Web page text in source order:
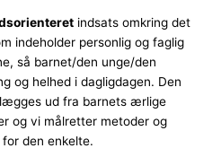
indsats omkring det
indeholder personlig og faglig
så barnet/den unge/den
og helhed i dagligdagen. Den
ud fra barnets ærlige
og vi målretter metoder og
den enkelte.